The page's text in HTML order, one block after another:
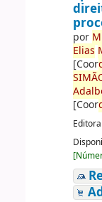
por
Elias
[Coor
[Coor
[